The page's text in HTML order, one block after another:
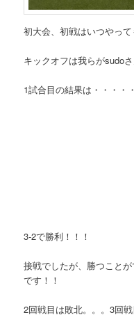
初大会、初戦はいつやって
キックオフは我らがsudoさ
1試合目の結果は・・・・・
3-2で勝利！！！
接戦でしたが、勝つこと
です！！
2回戦目は敗北。。。3回